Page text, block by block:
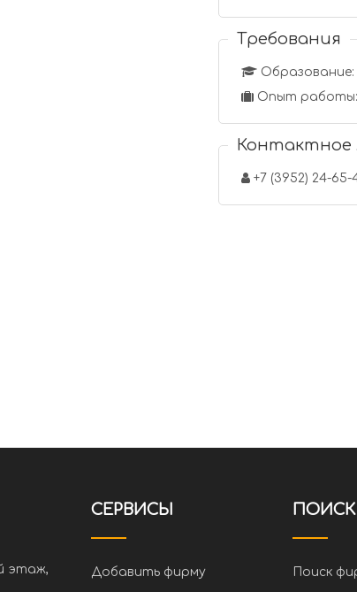
Требования
Образование:
Опыт работы:
Контактное
+7 (3952) 24-65-
этаж,
СЕРВИСЫ
Добавить фирму
ПОИСК
Поиск